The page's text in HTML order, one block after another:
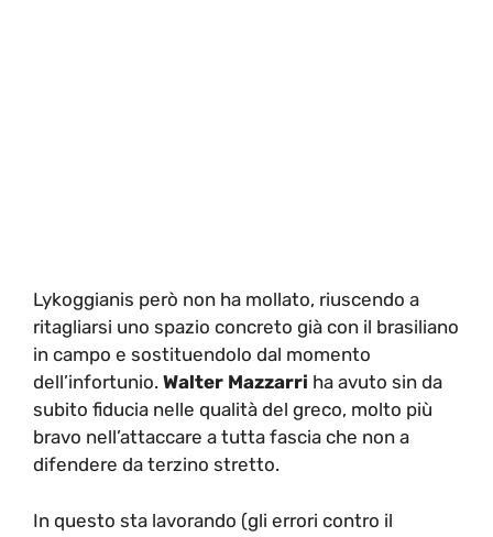
Lykoggianis però non ha mollato, riuscendo a
ritagliarsi uno spazio concreto già con il brasiliano
in campo e sostituendolo dal momento
dell’infortunio. Walter Mazzarri ha avuto sin da
subito fiducia nelle qualità del greco, molto più
bravo nell’attaccare a tutta fascia che non a
difendere da terzino stretto.
In questo sta lavorando (gli errori contro il